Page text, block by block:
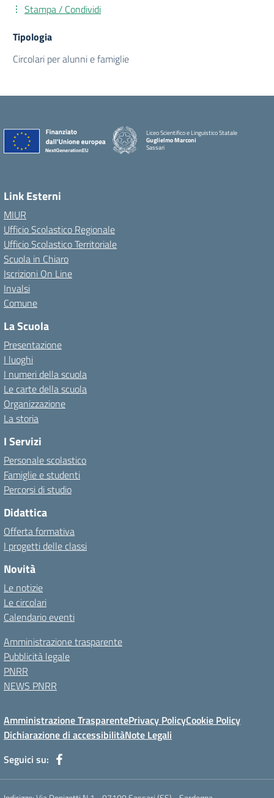
Stampa / Condividi
Tipologia
Circolari per alunni e famiglie
Liceo Scientifico e Linguistico Statale
Guglielmo Marconi
Sassari
Link Esterni
MIUR
Ufficio Scolastico Regionale
Ufficio Scolastico Territoriale
Scuola in Chiaro
Iscrizioni On Line
Invalsi
Comune
La Scuola
Presentazione
I luoghi
I numeri della scuola
Le carte della scuola
Organizzazione
La storia
I Servizi
Personale scolastico
Famiglie e studenti
Percorsi di studio
Didattica
Offerta formativa
I progetti delle classi
Novità
Le notizie
Le circolari
Calendario eventi
Amministrazione trasparente
Pubblicità legale
PNRR
NEWS PNRR
Amministrazione TrasparentePrivacy PolicyCookie Policy
Dichiarazione di accessibilitàNote Legali
Seguici su: